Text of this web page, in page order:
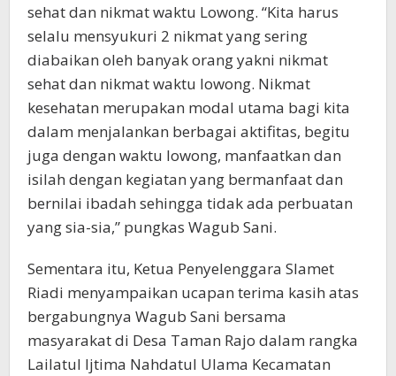
sehat dan nikmat waktu Lowong. “Kita harus
selalu mensyukuri 2 nikmat yang sering
diabaikan oleh banyak orang yakni nikmat
sehat dan nikmat waktu lowong. Nikmat
kesehatan merupakan modal utama bagi kita
dalam menjalankan berbagai aktifitas, begitu
juga dengan waktu lowong, manfaatkan dan
isilah dengan kegiatan yang bermanfaat dan
bernilai ibadah sehingga tidak ada perbuatan
yang sia-sia,” pungkas Wagub Sani.
Sementara itu, Ketua Penyelenggara Slamet
Riadi menyampaikan ucapan terima kasih atas
bergabungnya Wagub Sani bersama
masyarakat di Desa Taman Rajo dalam rangka
Lailatul Ijtima Nahdatul Ulama Kecamatan